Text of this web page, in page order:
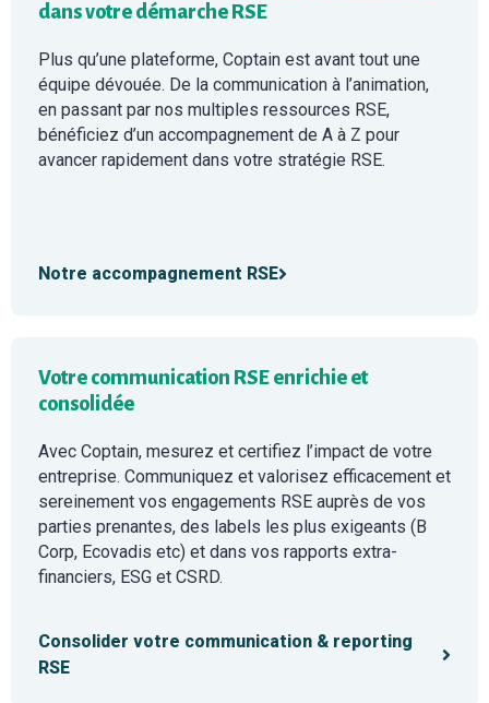
dans votre démarche RSE
Plus qu’une plateforme, Coptain est avant tout une
équipe dévouée. De la communication à l’animation,
en passant par nos multiples ressources RSE,
bénéficiez d’un accompagnement de A à Z pour
avancer rapidement dans votre stratégie RSE.
Notre accompagnement RSE
Votre communication RSE enrichie et
consolidée
Avec Coptain, mesurez et certifiez l’impact de votre
entreprise. Communiquez et valorisez efficacement et
sereinement vos engagements RSE auprès de vos
parties prenantes, des labels les plus exigeants (B
Corp, Ecovadis etc) et dans vos rapports extra-
financiers, ESG et CSRD.
Consolider votre communication & reporting
RSE